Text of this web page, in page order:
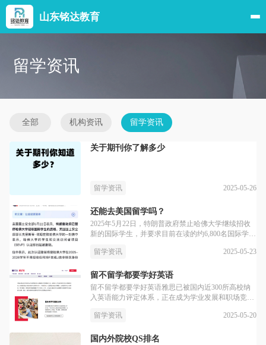
山东铭达教育
留学资讯
全部 机构资讯 留学资讯
关于期刊你了解多少
留学资讯 2025-05-26
还能去美国留学吗？
2025年5月22日，特朗普政府禁止哈佛大学继续招收
新的国际学生，并要求目前在读的约6,800名国际学生
国的合法身份。这一决定立即生效。
留学资讯 2025-05-23
留不留学都要学好英语
留不留学都要学好英语雅思已被国内近300所高校纳
入英语能力评定体系，正在成为学业发展和职场竞争
现在再加一门英语
留学资讯 2025-05-20
国内外院校QS排名